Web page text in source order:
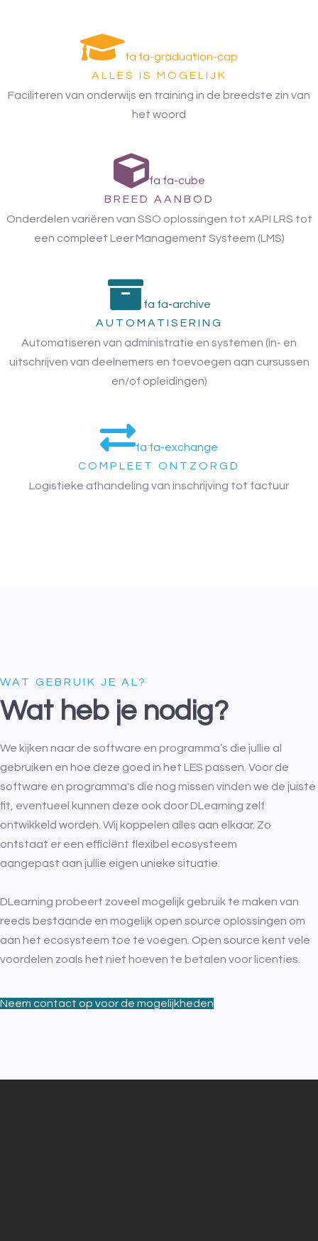
fa fa-graduation-cap
ALLES IS MOGELIJK
Faciliteren van onderwijs en training in de breedste zin van
het woord
fa fa-cube
BREED AANBOD
Onderdelen variëren van SSO oplossingen tot xAPI LRS tot
een compleet Leer Management Systeem (LMS)
fa fa-archive
AUTOMATISERING
Automatiseren van administratie en systemen (in- en
uitschrijven van deelnemers en toevoegen aan cursussen
en/of opleidingen)
fa fa-exchange
COMPLEET ONTZORGD
Logistieke afhandeling van inschrijving tot factuur
WAT GEBRUIK JE AL?
Wat heb je nodig?
We kijken naar de software en programma’s die jullie al
gebruiken en hoe deze goed in het LES passen. Voor de
software en programma's die nog missen vinden we de juiste
fit, eventueel kunnen deze ook door DLearning zelf
ontwikkeld worden. Wij koppelen alles aan elkaar. Zo
ontstaat er een efficiënt flexibel ecosysteem
aangepast aan jullie eigen unieke situatie.
DLearning probeert zoveel mogelijk gebruik te maken van
reeds bestaande en mogelijk open source oplossingen om
aan het ecosysteem toe te voegen. Open source kent vele
voordelen zoals het niet hoeven te betalen voor licenties.
Neem contact op voor de mogelijkheden